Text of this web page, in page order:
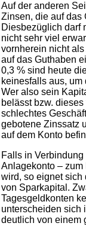
Auf der anderen
Zinsen, die auf das
Diesbezüglich darf
nicht sehr viel
vornherein nicht
auf das Guthaben
0,3 % sind heute
keinesfalls aus,
Wer also sein
belässt bzw.
schlechtes
gebotene Zinssatz
auf dem Konto
Falls in
Anlagekonto –
wird, so eignet sich
von Sparkapital.
Tagesgeldkonten
unterscheiden sich
deutlich von einem